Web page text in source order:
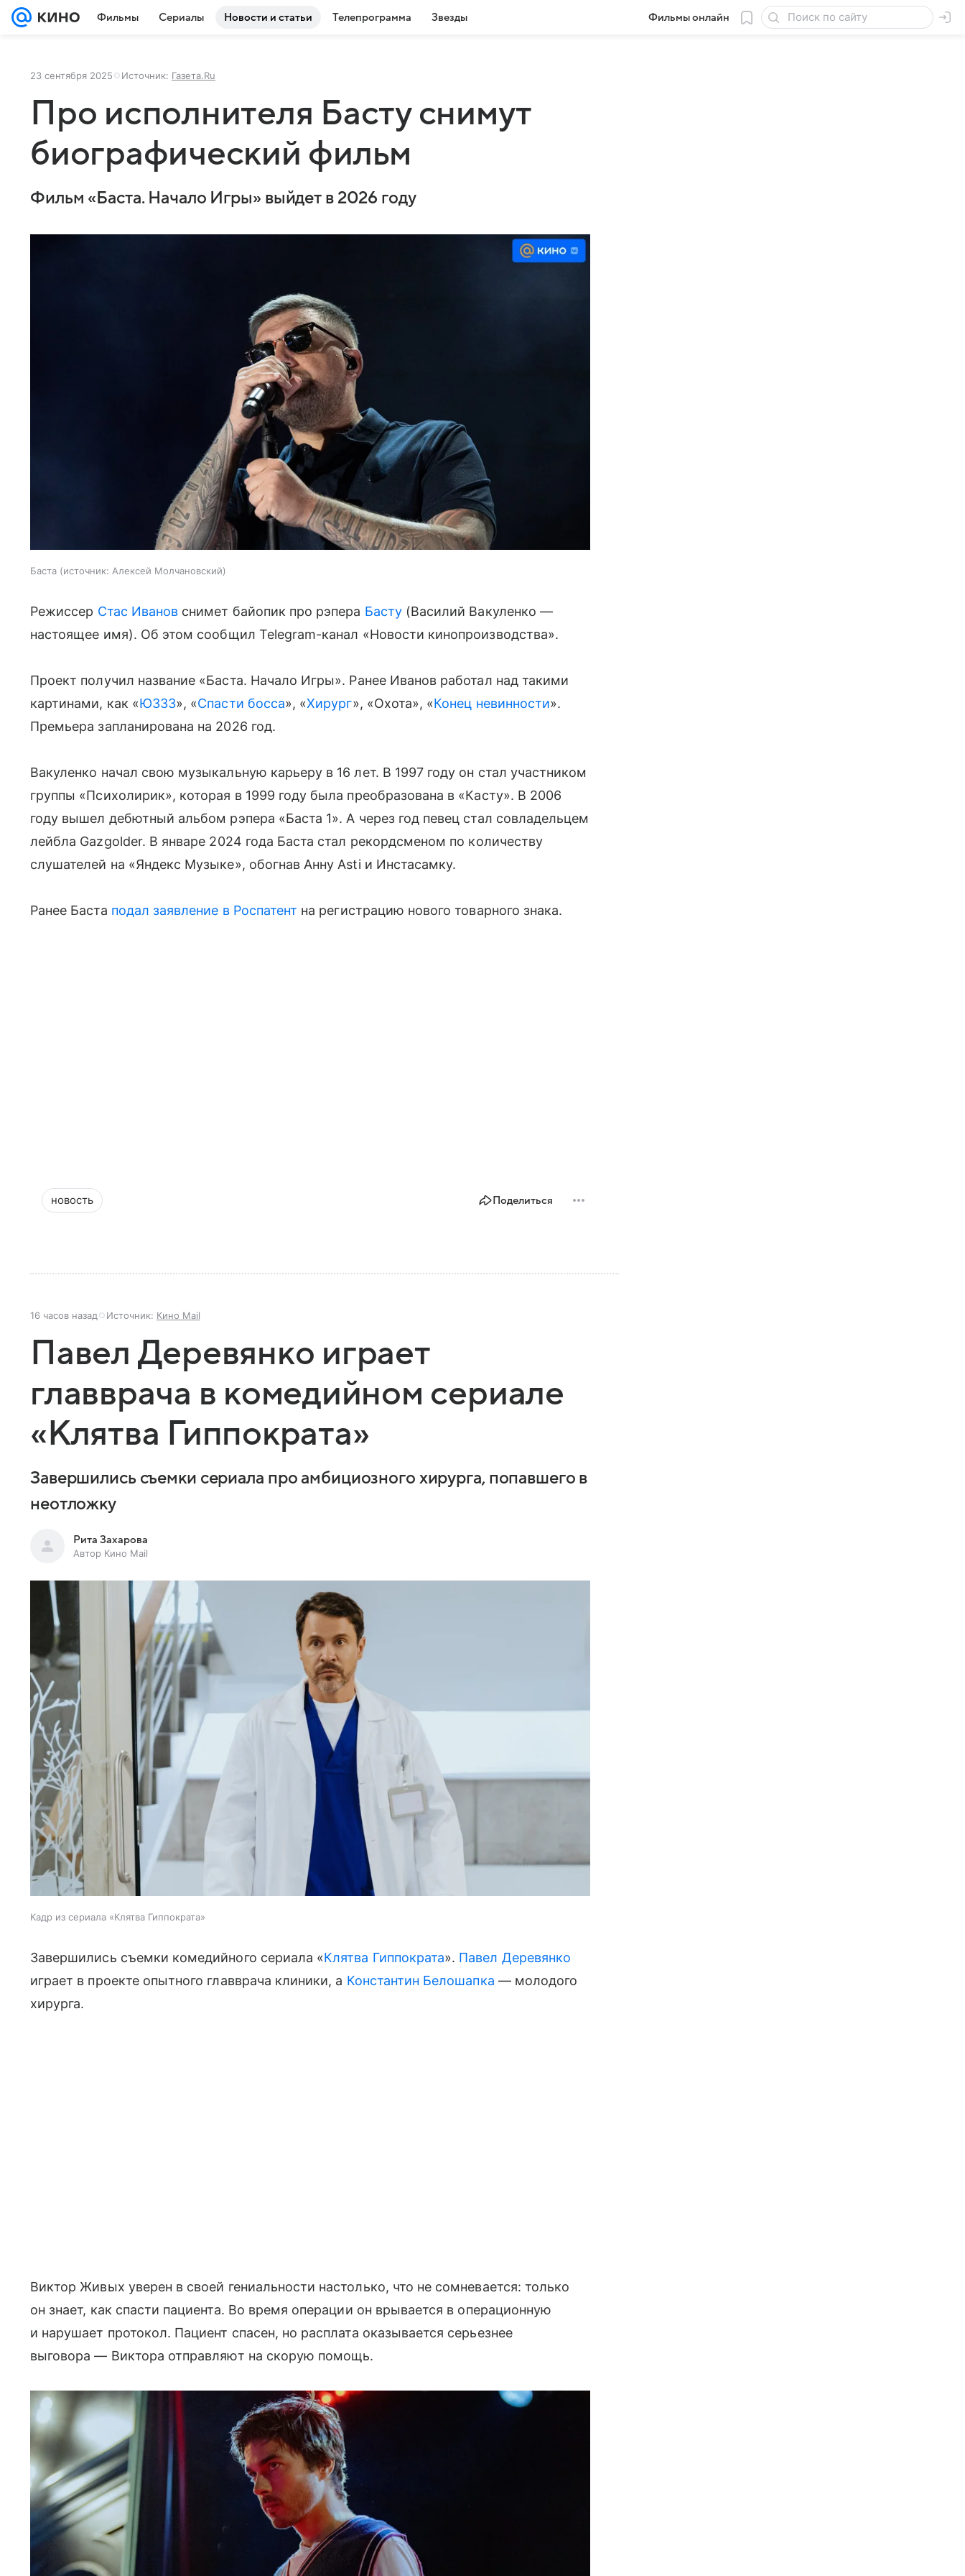
Фильмы Сериалы Новости и статьи Телепрограмма Звезды Фильмы онлайн
23 сентября 2025 Источник: Газета.Ru
Про исполнителя Басту снимут
биографический фильм
Фильм «Баста. Начало Игры» выйдет в 2026 году
Баста источник: Алексей Молчановский
Режиссер Стас Иванов снимет байопик про рэпера Басту(Василий Вакуленко —
настоящее имя). Об этом сообщил Telegram-канал «Новости кинопроизводства».
Проект получил название «Баста. Начало Игры». Ранее Иванов работал над такими
картинами, как «ЮЗЗЗ», «Спасти босса», «Хирург», «Охота», «Конец невинности».
Премьера запланирована на 2026 год.
Вакуленко начал свою музыкальную карьеру в 16 лет. В 1997 году он стал участником
группы «Психолирик», которая в 1999 году была преобразована в «Касту». В 2006
году вышел дебютный альбом рэпера «Баста 1». А через год певец стал совладельцем
лейбла Gazgolder. В январе 2024 года Баста стал рекордсменом по количеству
слушателей на «Яндекс Музыке», обогнав Анну Asti и Инстасамку.
Ранее Баста подал заявление в Роспатент на регистрацию нового товарного знака.
новость Поделиться
16 часов назад Источник: Кино Mail
Павел Деревянко играет
главврача в комедийном сериале
«Клятва Гиппократа»
Завершились съемки сериала про амбициозного хирурга, попавшего в
неотложку
Рита Захарова
Автор Кино Mail
Кадр из сериала «Клятва Гиппократа»
Завершились съемки комедийного сериала «Клятва Гиппократа». Павел Деревянко
играет в проекте опытного главврача клиники, а Константин Белошапка — молодого
хирурга.
Виктор Живых уверен в своей гениальности настолько, что не сомневается: только
он знает, как спасти пациента. Во время операции он врывается в операционную
и нарушает протокол. Пациент спасен, но расплата оказывается серьезнее
выговора — Виктора отправляют на скорую помощь.